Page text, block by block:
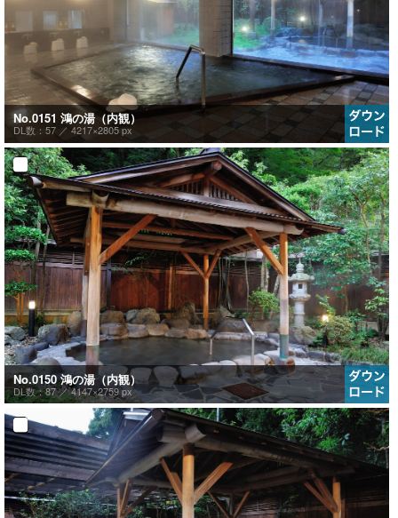
No.0151 鴻の湯（内観）
DL数：57 ／ 4217×2805 px
No.0150 鴻の湯（内観）
DL数：87 ／4147×2759 px